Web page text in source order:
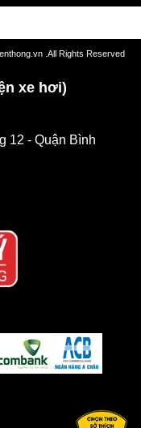
.All Rights Reserved
xe hơi)
12 - Quận Bình